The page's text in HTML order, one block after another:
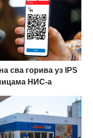
сва горива уз IPS
НИС-а